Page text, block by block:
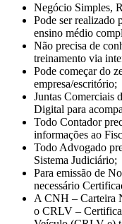
Negócio Simples,
Pode ser realizado
ensino médio
Não precisa de
treinamento via
Pode começar do
empresa/escritório;
Juntas Comerciais
Digital para
Todo Contador
informações ao
Todo Advogado
Sistema Judiciário;
Para emissão de
necessário
A CNH – Carteira
o CRLV –